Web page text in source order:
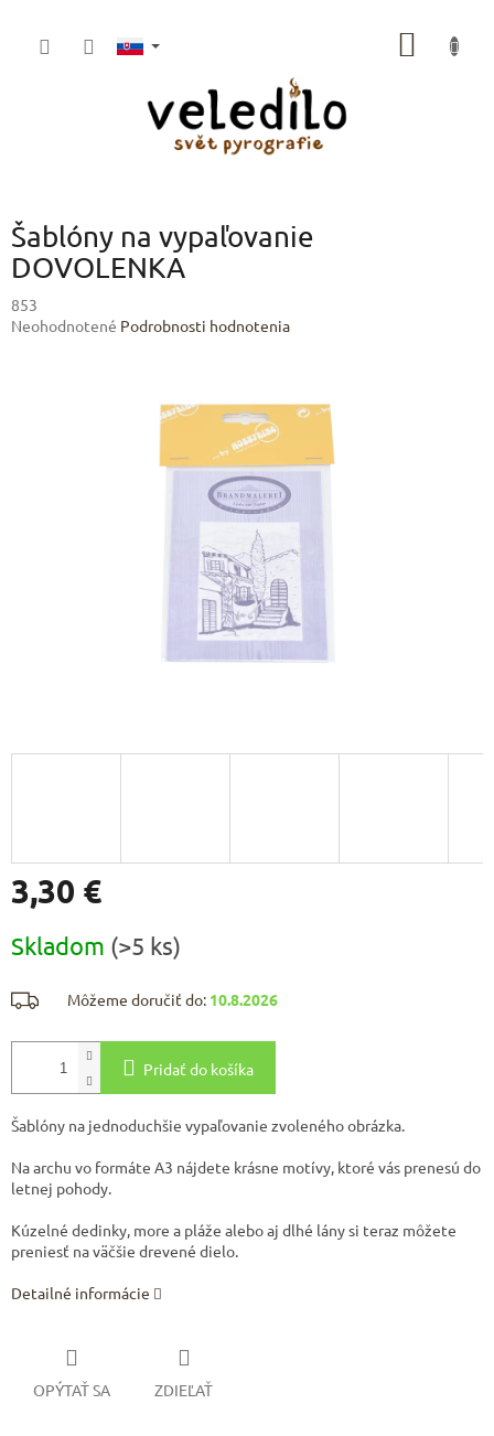
Šablóny na vypaľovanie
DOVOLENKA
853
Priemerné
Neohodnotené Podrobnosti hodnotenia
3,30 €
cena:
Skladom (>5 ks)
Môžeme doručiť do: 10.8.2026
Pridať do košíka
Šablóny na jednoduchšie vypaľovanie zvoleného obrázka.
Na archu vo formáte A3 nájdete krásne motívy, ktoré vás prenesú do
letnej pohody.
Kúzelné dedinky, more a pláže alebo aj dlhé lány si teraz môžete
preniesť na väčšie drevené dielo.
Detailné informácie
OPÝTAŤ SA ZDIEĽAŤ